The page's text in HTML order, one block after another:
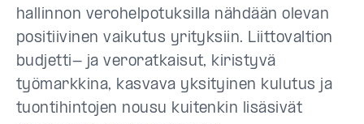
hallinnon verohelpotuksilla nähdään olevan
positiivinen vaikutus yrityksiin. Liittovaltion
budjetti- ja veroratkaisut, kiristyvä
työmarkkina, kasvava yksityinen kulutus ja
tuontihintojen nousu kuitenkin lisäsivät